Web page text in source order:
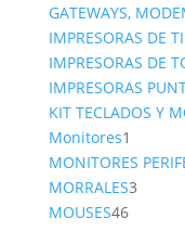
GATEWAYS,
IMPRESORAS DE
IMPRESORAS DE
IMPRESORAS
KIT TECLADOS Y
Monitores1
MONITORES
MORRALES33
MOUSES4646